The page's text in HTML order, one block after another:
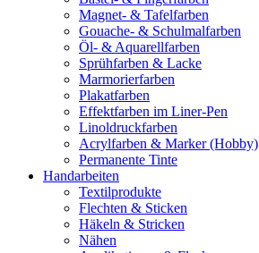
Magnet- & Tafelfarben
Gouache- & Schulmalfarben
Öl- & Aquarellfarben
Sprühfarben & Lacke
Marmorierfarben
Plakatfarben
Effektfarben im Liner-Pen
Linoldruckfarben
Acrylfarben & Marker (Hobby)
Permanente Tinte
Handarbeiten
Textilprodukte
Flechten & Sticken
Häkeln & Stricken
Nähen